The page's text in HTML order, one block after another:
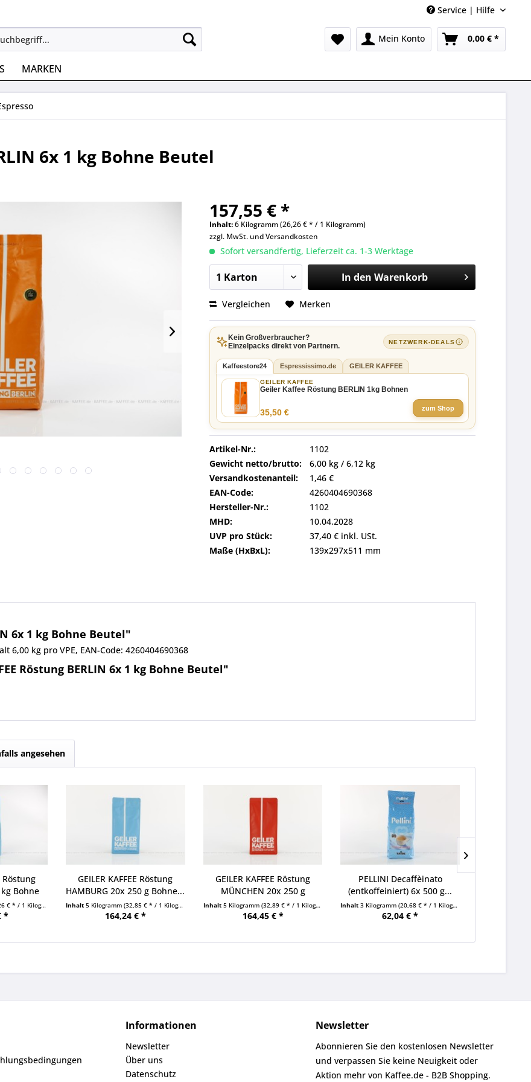
Service | Hilfe
Mein Konto 0,00 € *
MARKEN
6x 1 kg Bohne Beutel
157,55 € *
Inhalt:6 Kilogramm (26,26 € * / 1 Kilogramm)
zzgl. MwSt. undVersandkosten
Sofort versandfertig, Lieferzeit ca. 1-3 Werktage
In den Warenkorb
Vergleichen Merken
Kein Großverbraucher?
Einzelpacks direkt von Partnern.
NETZWERK-DEALS
Kaffeestore24 Espressissimo.de GEILER KAFFEE
GEILER KAFFEE
Geiler Kaffee Röstung BERLIN 1kg Bohnen
35,50 € zum Shop
Artikel-Nr.:
1102
Gewicht netto/brutto:
6,00 kg / 6,12 kg
Versandkostenanteil:
1,46 €
EAN-Code:
4260404690368
Hersteller-Nr.:
1102
MHD:
10.04.2028
UVP pro Stück:
37,40 € inkl. USt.
Maße (HxBxL):
139x297x511 mm
6x 1 kg Bohne Beutel"
6,00 kg pro VPE, EAN-Code: 4260404690368
Röstung BERLIN 6x 1 kg Bohne Beutel"
angesehen
Röstung
kg Bohne
€ * / 1 Kilogramm)
*
GEILER KAFFEE Röstung
HAMBURG 20x 250 g Bohne...
Inhalt5 Kilogramm(32,85 € * / 1 Kilogramm)
164,24 € *
GEILER KAFFEE Röstung
MÜNCHEN 20x 250 g
Bohne...
Inhalt 5 Kilogramm (32,89 € * / 1 Kilogramm)
164,45 € *
PELLINI Decaffèinato
(entkoffeiniert) 6x 500 g...
Inhalt3 Kilogramm(20,68 € * / 1 Kilogramm)
62,04 € *
Informationen
Newsletter
Über uns
Datenschutz
Newsletter
Abonnieren Sie den kostenlosen Newsletter
und verpassen Sie keine Neuigkeit oder
Aktion mehr von Kaffee.de - B2B Shopping.